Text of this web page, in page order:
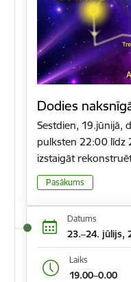
Dodies
Sestdien, 19.jūnijā,
pulksten 22:00 līdz
izstaigāt
Pasākums
Datums
23.–24. jūlijs,
Laiks
19.00–0.00